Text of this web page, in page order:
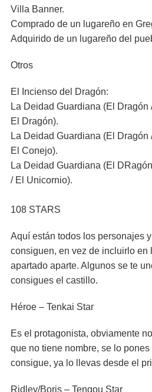
Villa Banner.
Comprado de un lugareño en
Adquirido de un lugareño del
Otros
El Incienso del Dragón:
La Deidad Guardiana (El
El Dragón).
La Deidad Guardiana (El
El Conejo).
La Deidad Guardiana (El
/ El Unicornio).
108 STARS
Aquí están todos los personajes
consiguen, en vez de incluirlo en
apartado aparte. Algunos se te
consigues el castillo.
Héroe – Tenkai Star
Es el protagonista, obviamente
que no tiene nombre, se lo
consigue, ya lo llevas desde el
Ridley/Boris – Tengou Star